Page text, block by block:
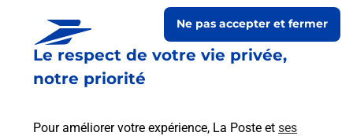
Le respect de votre vie privée,
notre priorité
Pour améliorer votre expérience, La Poste et ses
Ne pas accepter et fermer